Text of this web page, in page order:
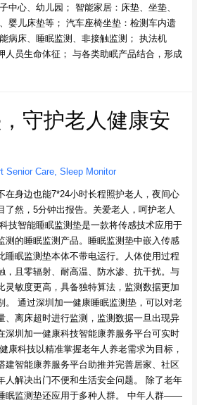
中心、幼儿园； 智能家居：床垫、坐垫、
婴儿床垫等； 汽车座椅坐垫：检测车内遗
病床、睡眠监测、非接触监测； 执法机
人员生命体征； 与各类助眠产品结合，形成
守护老人健康安
Senior Care, Sleep Monitor
在身边也能7*24小时长程照护老人，夜间心
了然，5分钟出报告。关爱老人，呵护老人
技智能睡眠监测垫是一款将传感技术应用于
测的睡眠监测产品。睡眠监测垫中嵌入传感
睡眠监测垫本体不带电运行。人体使用过程
，且零辐射、耐高温、防水渗、抗干扰。与
灵敏度更高，具备独特算法，监测数据更加
。 通过深圳加一健康睡眠监测垫，可以对老
、离床超时进行监测，监测数据一旦出现异
深圳加一健康科技智能康养服务平台可实时
康科技以精准掌握老年人养老需求为目标，
建智能康养服务平台助推并完善居家、社区
人解决出门不便和生活安全问题。 除了老年
眠监测垫还应用于多种人群。 中年人群——